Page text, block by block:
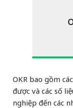
OKR bao gồm
được và các số
nghiệp đến các